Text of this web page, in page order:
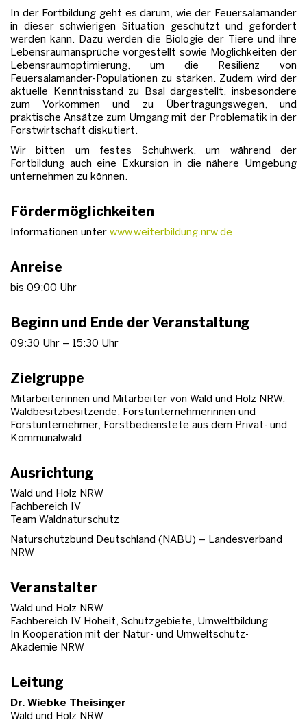
In der Fortbildung geht es darum, wie der Feuersalamander
in dieser schwierigen Situation geschützt und gefördert
werden kann. Dazu werden die Biologie der Tiere und ihre
Lebensraumansprüche vorgestellt sowie Möglichkeiten der
Lebensraumoptimierung, um die Resilienz von
Feuersalamander-Populationen zu stärken. Zudem wird der
aktuelle Kenntnisstand zu Bsal dargestellt, insbesondere
zum Vorkommen und zu Übertragungswegen, und
praktische Ansätze zum Umgang mit der Problematik in der
Forstwirtschaft diskutiert.
Wir bitten um festes Schuhwerk, um während der
Fortbildung auch eine Exkursion in die nähere Umgebung
unternehmen zu können.
Fördermöglichkeiten
Informationen unter www.weiterbildung.nrw.de
Anreise
bis 09:00 Uhr
Beginn und Ende der Veranstaltung
09:30 Uhr – 15:30 Uhr
Zielgruppe
Mitarbeiterinnen und Mitarbeiter von Wald und Holz NRW,
Waldbesitzbesitzende, Forstunternehmerinnen und
Forstunternehmer, Forstbedienstete aus dem Privat- und
Kommunalwald
Ausrichtung
Wald und Holz NRW
Fachbereich IV
Team Waldnaturschutz
Naturschutzbund Deutschland (NABU) – Landesverband
NRW
Veranstalter
Wald und Holz NRW
Fachbereich IV Hoheit, Schutzgebiete, Umweltbildung
In Kooperation mit der Natur- und Umweltschutz-
Akademie NRW
Leitung
Dr. Wiebke Theisinger
Wald und Holz NRW